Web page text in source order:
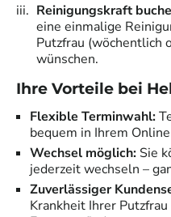
Reinigungskraft
eine einmalige
Putzfrau (wöchentlich
wünschen.
Ihre Vorteile bei
Flexible Terminwahl:
bequem in Ihrem
Wechsel möglich: Sie
jederzeit wechseln –
Zuverlässiger
Krankheit Ihrer